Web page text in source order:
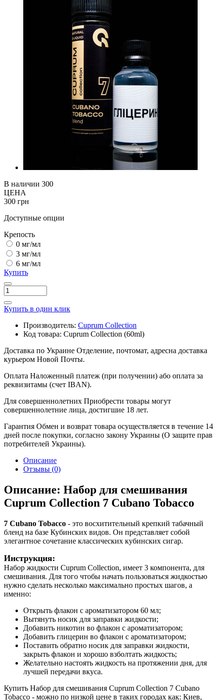
В наличии 300
ЦЕНА
300 грн
Доступные опции
Крепость
0 мг/мл
3 мг/мл
6 мг/мл
Купить
Купить в один клик
Производитель: Cuprum Collection
Код товара: Cuprum Collection (60ml)
Доставка по Украине Отделение, почтомат, адресна доставка
курьером Новой Почты.
Оплата Наложенный платеж (при получении) або оплата за
реквизитамы (счет IBAN).
Для совершеннолетних Приобрести товары могут
совершеннолетние лица, достигшие 18 лет.
Гарантия Обмен и возврат товара осуществляется в течение 14
дней после покупки, согласно закону Украины (О защите прав
потребителей Украины).
Описание
Отзывы (0)
Описание: Набор для смешивания
Cuprum Collection 7 Cubano Tobacco
7 Cubano Tobacco - это восхитительный крепкий табачный
бленд на базе Кубинских видов. Он представляет собой
элегантное сочетание классических кубинских сигар.
Инструкция:
Набор жидкости Cuprum Collection, имеет 3 компонента, для
смешивания. Для того чтобы начать пользоваться жидкостью
нужно сделать несколько максимально простых шагов, а
именно:
Открыть флакон с ароматизатором 60 мл;
Вытянуть носик для заправки жидкости;
Добавить никотин во флакон с ароматизатором;
Добавить глицерин во флакон с ароматизатором;
Поставить обратно носик для заправки жидкости,
закрыть флакон и хорошо взболтать жидкость;
Желательно настоять жидкость на протяжении дня, для
лучшей передачи вкуса.
Купить Набор для смешивания Cuprum Collection 7 Cubano
Tobacco - можно по низкой цене в таких городах как: Киев,